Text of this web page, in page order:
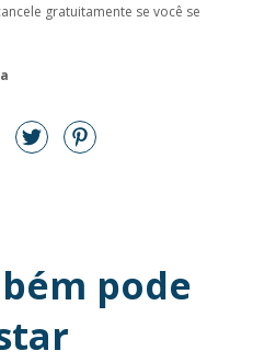
gratuitamente se você se
pode